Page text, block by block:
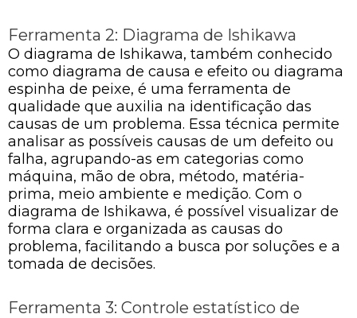
Ferramenta 2: Diagrama de Ishikawa
O diagrama de Ishikawa, também conhecido
como diagrama de causa e efeito ou diagrama
espinha de peixe, é uma ferramenta de
qualidade que auxilia na identificação das
causas de um problema. Essa técnica permite
analisar as possíveis causas de um defeito ou
falha, agrupando-as em categorias como
máquina, mão de obra, método, matéria-
prima, meio ambiente e medição. Com o
diagrama de Ishikawa, é possível visualizar de
forma clara e organizada as causas do
problema, facilitando a busca por soluções e a
tomada de decisões.
Ferramenta 3: Controle estatístico de